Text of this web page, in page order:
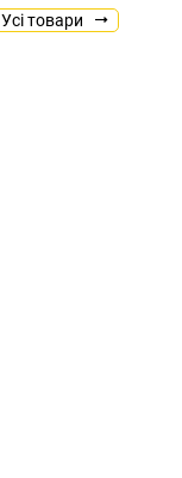
Усі товари